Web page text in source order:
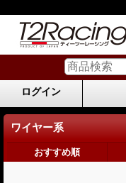
ログイン
ワイヤー系
おすすめ順